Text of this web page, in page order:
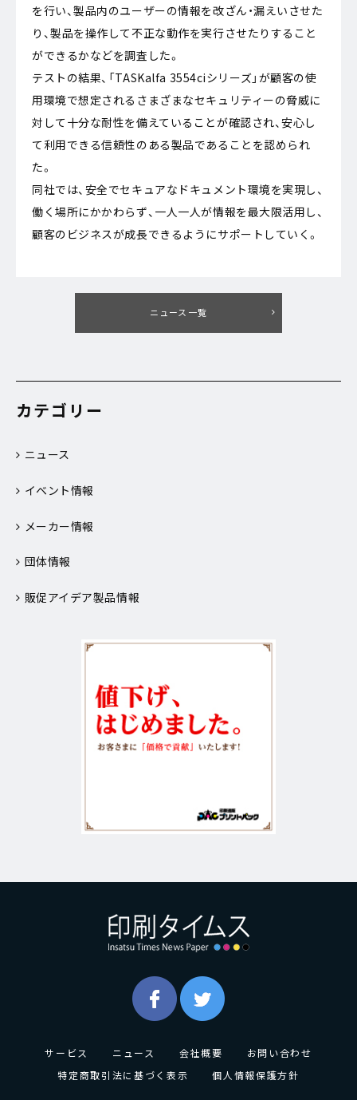
を行い、製品内のユーザーの情報を改ざん・漏えいさせた
り、製品を操作して不正な動作を実行させたりすること
ができるかなどを調査した。
テストの結果、「TASKalfa 3554ciシリーズ」が顧客の使
用環境で想定されるさまざまなセキュリティーの脅威に
対して十分な耐性を備えていることが確認され、安心し
て利用できる信頼性のある製品であることを認められ
た。
同社では、安全でセキュアなドキュメント環境を実現し、
働く場所にかかわらず、一人一人が情報を最大限活用し、
顧客のビジネスが成長できるようにサポートしていく。
ニュース一覧
カテゴリー
ニュース
イベント情報
メーカー情報
団体情報
販促アイデア製品情報
サービス ニュース 会社概要
お問い合わせ
特定商取引法に基づく表示
個人情報保護方針